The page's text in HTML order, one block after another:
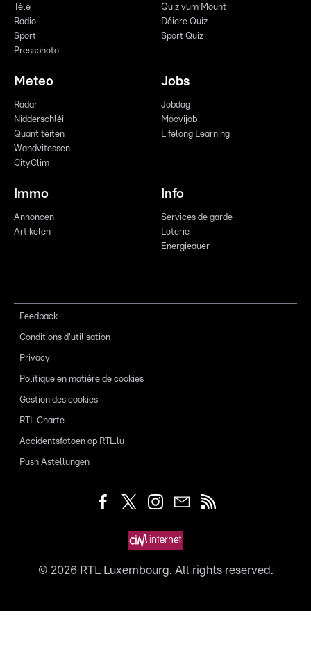
Télé
Radio
Sport
Pressphoto
Quiz vum Mount
Déiere Quiz
Sport Quiz
Meteo
Radar
Nidderschléi
Quantitéiten
Wandvitessen
CityClim
Jobs
Jobdag
Moovijob
Lifelong Learning
Immo
Annoncen
Artikelen
Info
Services de garde
Loterie
Energieauer
Feedback
Conditions d'utilisation
Privacy
Politique en matière de cookies
Gestion des cookies
RTL Charte
Accidentsfotoen op RTL.lu
Push Astellungen
© 2026RTL Luxembourg. All rights reserved.